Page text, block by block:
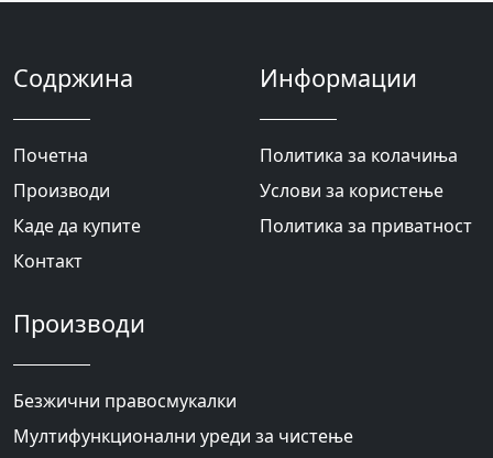
Содржина
Почетна
Производи
Каде да купите
Контакт
Информации
Политика за колачиња
Услови за користење
Политика за приватност
Производи
Безжични правосмукалки
Мултифункционални уреди за чистење